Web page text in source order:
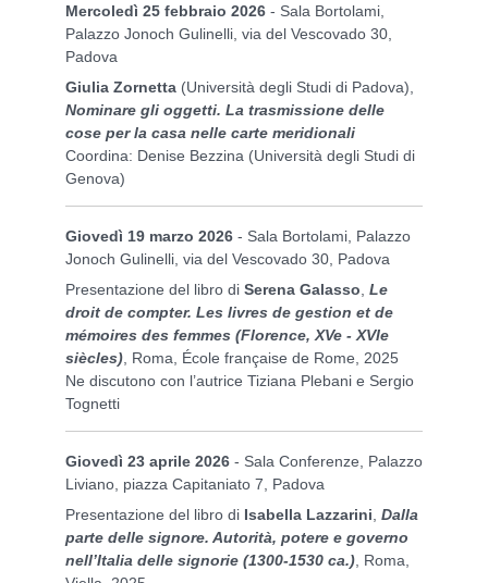
Mercoledì 25 febbraio 2026 - Sala Bortolami,
Palazzo Jonoch Gulinelli, via del Vescovado 30,
Padova
Giulia Zornetta (Università degli Studi di Padova),
Nominare gli oggetti. La trasmissione delle
cose per la casa nelle carte meridionali
Coordina: Denise Bezzina (Università degli Studi di
Genova)
Giovedì 19 marzo 2026 - Sala Bortolami, Palazzo
Jonoch Gulinelli, via del Vescovado 30, Padova
Presentazione del libro di Serena Galasso Le
droit de compter. Les livres de gestion et de
mémoires des femmes (Florence, XVe - XVIe
siècles) , Roma, École française de Rome, 2025
Ne discutono con l’autrice Tiziana Plebani e Sergio
Tognetti
Giovedì 23 aprile 2026 - Sala Conferenze, Palazzo
Liviano, piazza Capitaniato 7, Padova
Presentazione del libro di Isabella Lazzarini Dalla
parte delle signore. Autorità, potere e governo
nell’Italia delle signorie (1300-1530 ca.) , Roma,